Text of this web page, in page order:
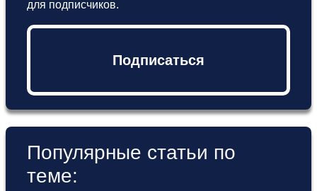
для подписчиков.
Подписаться
Популярные статьи по
теме: